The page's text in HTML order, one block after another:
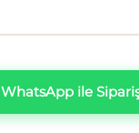
WhatsApp ile